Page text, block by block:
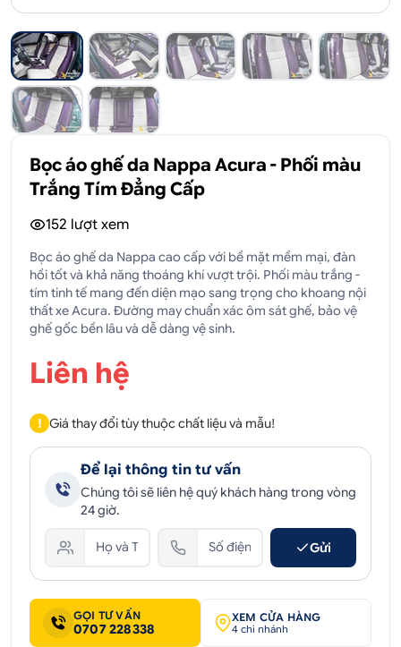
Bọc áo ghế da Nappa Acura - Phối màu
Trắng Tím Đẳng Cấp
152 lượt xem
Bọc áo ghế da Nappa cao cấp với bề mặt mềm mại, đàn
hồi tốt và khả năng thoáng khí vượt trội. Phối màu trắng -
tím tinh tế mang đến diện mạo sang trọng cho khoang nội
thất xe Acura. Đường may chuẩn xác ôm sát ghế, bảo vệ
ghế gốc bền lâu và dễ dàng vệ sinh.
Liên hệ
! Giá thay đổi tùy thuộc chất liệu và mẫu!
Để lại thông tin tư vấn
Chúng tôi sẽ liên hệ quý khách hàng trong vòng
24 giờ.
Gửi
GỌI TƯ VẤN
0707 228338
XEM CỬA HÀNG
4 chi nhánh